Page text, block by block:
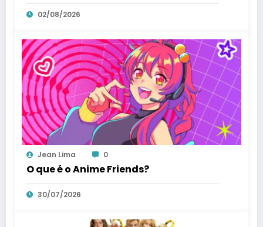
02/08/2026
Jean Lima 0
O que é o Anime Friends?
30/07/2026